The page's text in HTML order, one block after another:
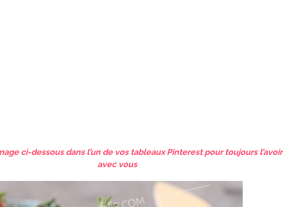
ci-dessous dans l’un de vos tableaux Pinterest pour toujours l’avoir
avec vous